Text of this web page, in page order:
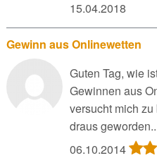
15.04.2018
Gewinn aus Onlinewetten
Guten Tag, wie
Gewinnen aus
versucht mich
draus
06.10.2014